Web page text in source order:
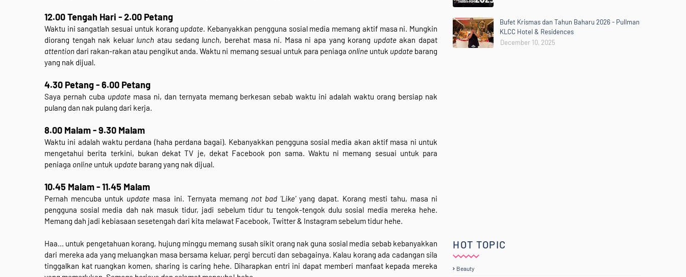
12.00 Tengah Hari - 2.00 Petang
Waktu ini sangatlah sesuai untuk korang update. Kebanyakkan pengguna sosial media memang aktif masa ni. Mungkin
diorang tengah nak keluar lunch atau sedang lunch, berehat masa ni. Masa ni apa yang korang updateakan dapat
attention dari rakan-rakan atau pengikut anda. Waktu ni memang sesuai untuk para peniaga online untuk updatebarang
yang nak dijual.
4.30 Petang - 6.00 Petang
Saya pernah cuba updatemasa ni, dan ternyata memang berkesan sebab waktu ini adalah waktu orang bersiap nak
pulang dan nak pulang dari kerja.
8.00 Malam - 9.30 Malam
Waktu ini adalah waktu perdana (haha perdana bagai). Kebanyakkan pengguna sosial media akan aktif masa ni untuk
mengetahui berita terkini, bukan dekat TV je, dekat Facebook pon sama. Waktu ni memang sesuai untuk para
peniaga online untuk update barang yang nak dijual.
10.45 Malam - 11.45 Malam
Pernah mencuba untuk update masa ini. Ternyata memang not bad 'Like'yang dapat. Korang mesti tahu, masa ni
pengguna sosial media dah nak masuk tidur, jadi sebelum tidur tu tengok-tengok dulu sosial media mereka hehe.
Memang dah jadi kebiasaan sesetengah dari kita melawat Facebook, Twitter & Instagram sebelum tidur hehe.
Haa... untuk pengetahuan korang, hujung minggu memang susah sikit orang nak guna sosial media sebab kebanyakkan
dari mereka ada yang meluangkan masa bersama keluar, pergi bercuti dan sebagainya. Kalau korang ada cadangan sila
tinggalkan kat ruangkan komen, sharing is caring hehe. Diharapkan entri ini dapat memberi manfaat kepada mereka
Bufet Krismas dan Tahun Baharu 2026 - Pullman
KLCC Hotel & Residences
December 10, 2025
HOT TOPIC
Beauty